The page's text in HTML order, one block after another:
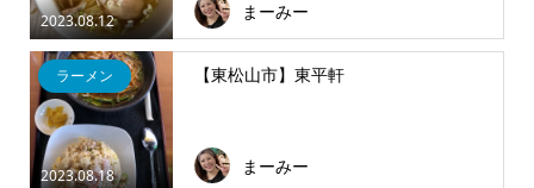
2023.08.12 まーみー
2023.08.18
ラーメン 【東松山市】東平軒
まーみー